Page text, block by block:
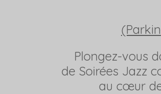
Plongez-vous
de Soirées Jazz
au cœur